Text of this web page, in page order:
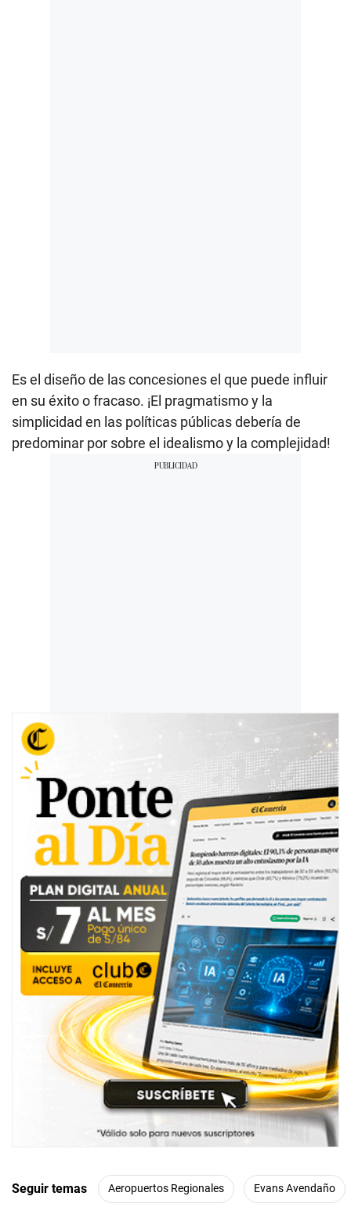
Es el diseño de las concesiones el que puede influir
en su éxito o fracaso. ¡El pragmatismo y la
simplicidad en las políticas públicas debería de
predominar por sobre el idealismo y la complejidad!
Seguir temas Aeropuertos Regionales Evans Avendaño